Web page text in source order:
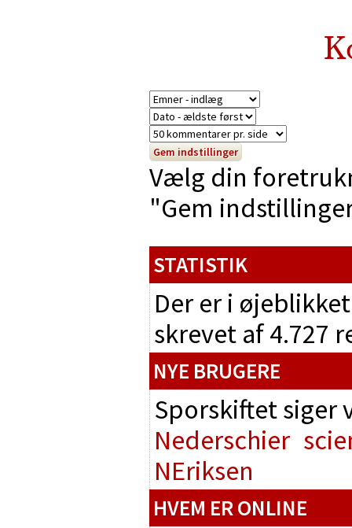
Vælg din
"Gem
STATISTIK
Der er i
skrevet af 4.727
NYE BRUGERE
Sporskiftet
Nederschier
NEriksen
HVEM ER ONLINE